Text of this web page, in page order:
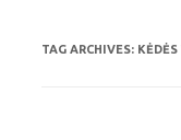
TAG ARCHIVES: